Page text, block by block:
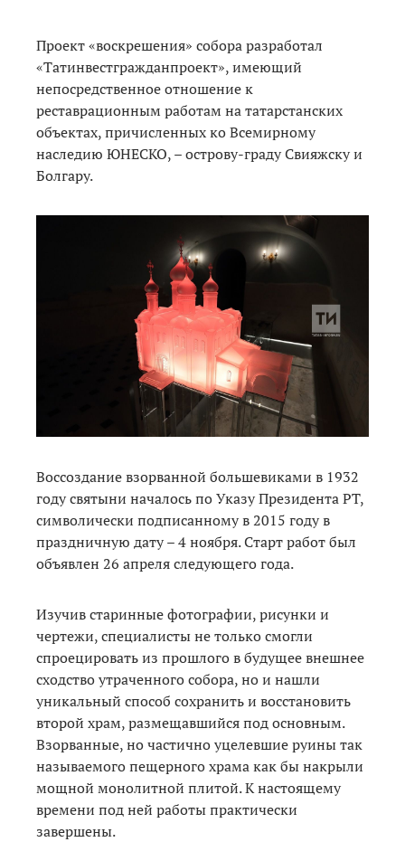
Проект «воскрешения» собора разработал
«Татинвестгражданпроект», имеющий
непосредственное отношение к
реставрационным работам на татарстанских
объектах, причисленных ко Всемирному
наследию ЮНЕСКО, – острову-граду Свияжску и
Болгару.
Воссоздание взорванной большевиками в 1932
году святыни началось по Указу Президента РТ,
символически подписанному в 2015 году в
праздничную дату – 4 ноября. Старт работ был
объявлен 26 апреля следующего года.
Изучив старинные фотографии, рисунки и
чертежи, специалисты не только смогли
спроецировать из прошлого в будущее внешнее
сходство утраченного собора, но и нашли
уникальный способ сохранить и восстановить
второй храм, размещавшийся под основным.
Взорванные, но частично уцелевшие руины так
называемого пещерного храма как бы накрыли
мощной монолитной плитой. К настоящему
времени под ней работы практически
завершены.